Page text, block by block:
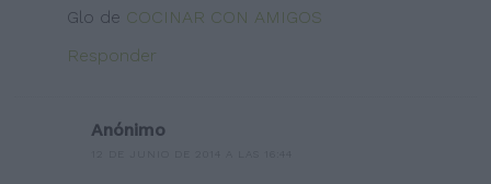
Glo de COCINAR CON AMIGOS
Responder
Anónimo